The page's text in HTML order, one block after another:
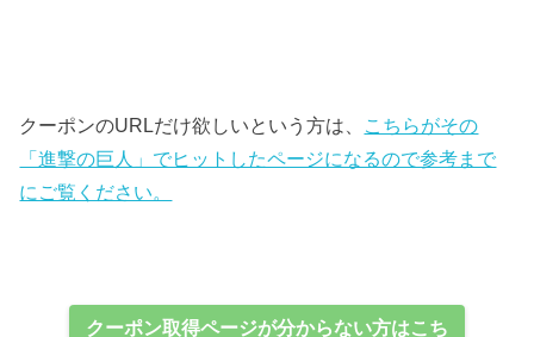
クーポンのURLだけ欲しいという方は、 こちらがその
「進撃の巨人」でヒットしたページになるので参考まで
にご覧ください。
クーポン取得ページが分からない方はこち